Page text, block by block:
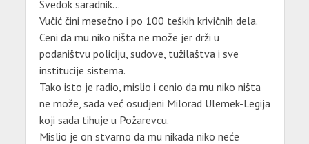
Svedok saradnik…
Vučić čini mesečno i po 100 teških krivičnih dela.
Ceni da mu niko ništa ne može jer drži u
podaništvu policiju, sudove, tužilaštva i sve
institucije sistema.
Tako isto je radio, mislio i cenio da mu niko ništa
ne može, sada već osudjeni Milorad Ulemek-Legija
koji sada tihuje u Požarevcu.
Mislio je on stvarno da mu nikada niko neće